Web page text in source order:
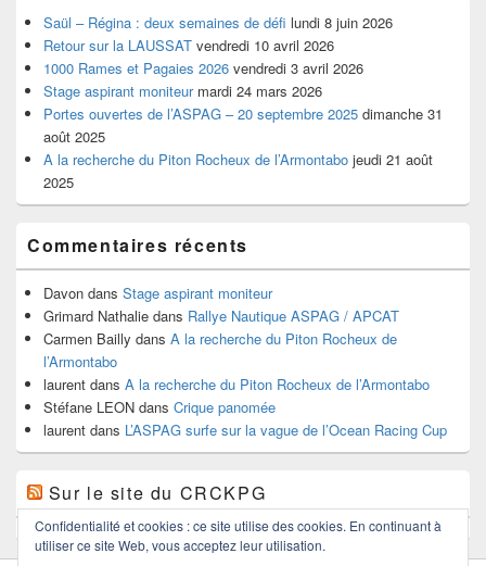
Saül – Régina : deux semaines de défi lundi 8 juin 2026
Retour sur la LAUSSAT vendredi 10 avril 2026
1000 Rames et Pagaies 2026 vendredi 3 avril 2026
Stage aspirant moniteur mardi 24 mars 2026
Portes ouvertes de l’ASPAG – 20 septembre 2025 dimanche 31
août 2025
A la recherche du Piton Rocheux de l’Armontabo jeudi 21 août
2025
Commentaires récents
Davon dans Stage aspirant moniteur
Grimard Nathalie dans Rallye Nautique ASPAG / APCAT
Carmen Bailly dans A la recherche du Piton Rocheux de
l’Armontabo
laurent dans A la recherche du Piton Rocheux de l’Armontabo
Stéfane LEON dans Crique panomée
laurent dans L’ASPAG surfe sur la vague de l’Ocean Racing Cup
Sur le site du CRCKPG
Confidentialité et cookies : ce site utilise des cookies. En continuant à
utiliser ce site Web, vous acceptez leur utilisation.